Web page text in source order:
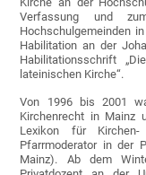
Verfassung und
Hochschulgemeinden
Habilitation an der
Habilitationsschrift
lateinischen Kirche“.
Von 1996 bis 2001
Kirchenrecht in Mainz
Lexikon für Kirchen-
Pfarrmoderator in der
Mainz). Ab dem